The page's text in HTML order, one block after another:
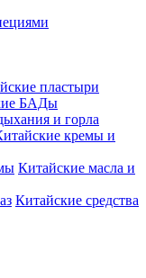
пластыри
БАДы
и горла
кремы и
Китайские масла и
Китайские средства